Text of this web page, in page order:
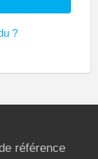
?
référence